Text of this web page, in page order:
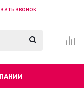
звонок